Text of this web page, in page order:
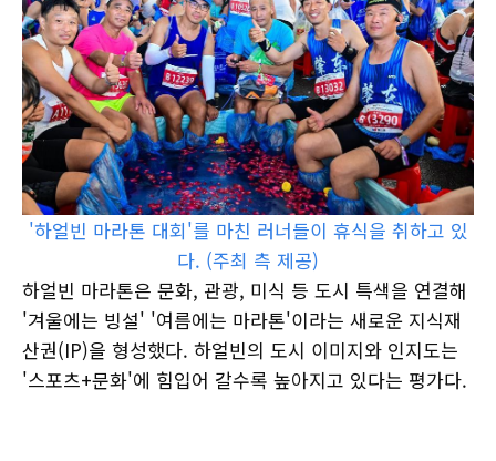
'하얼빈 마라톤 대회'를 마친 러너들이 휴식을 취하고 있
다. (주최 측 제공)
하얼빈 마라톤은 문화, 관광, 미식 등 도시 특색을 연결해
'겨울에는 빙설' '여름에는 마라톤'이라는 새로운 지식재
산권(IP)을 형성했다. 하얼빈의 도시 이미지와 인지도는
'스포츠+문화'에 힘입어 갈수록 높아지고 있다는 평가다.